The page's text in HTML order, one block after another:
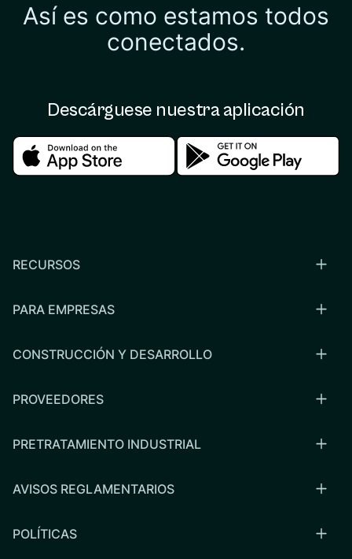
Así es como estamos todos
conectados.
Descárguese nuestra aplicación
Download in the apple storeDownload in the
RECURSOS
PARA EMPRESAS
CONSTRUCCIÓN Y DESARROLLO
PROVEEDORES
PRETRATAMIENTO INDUSTRIAL
AVISOS REGLAMENTARIOS
POLÍTICAS